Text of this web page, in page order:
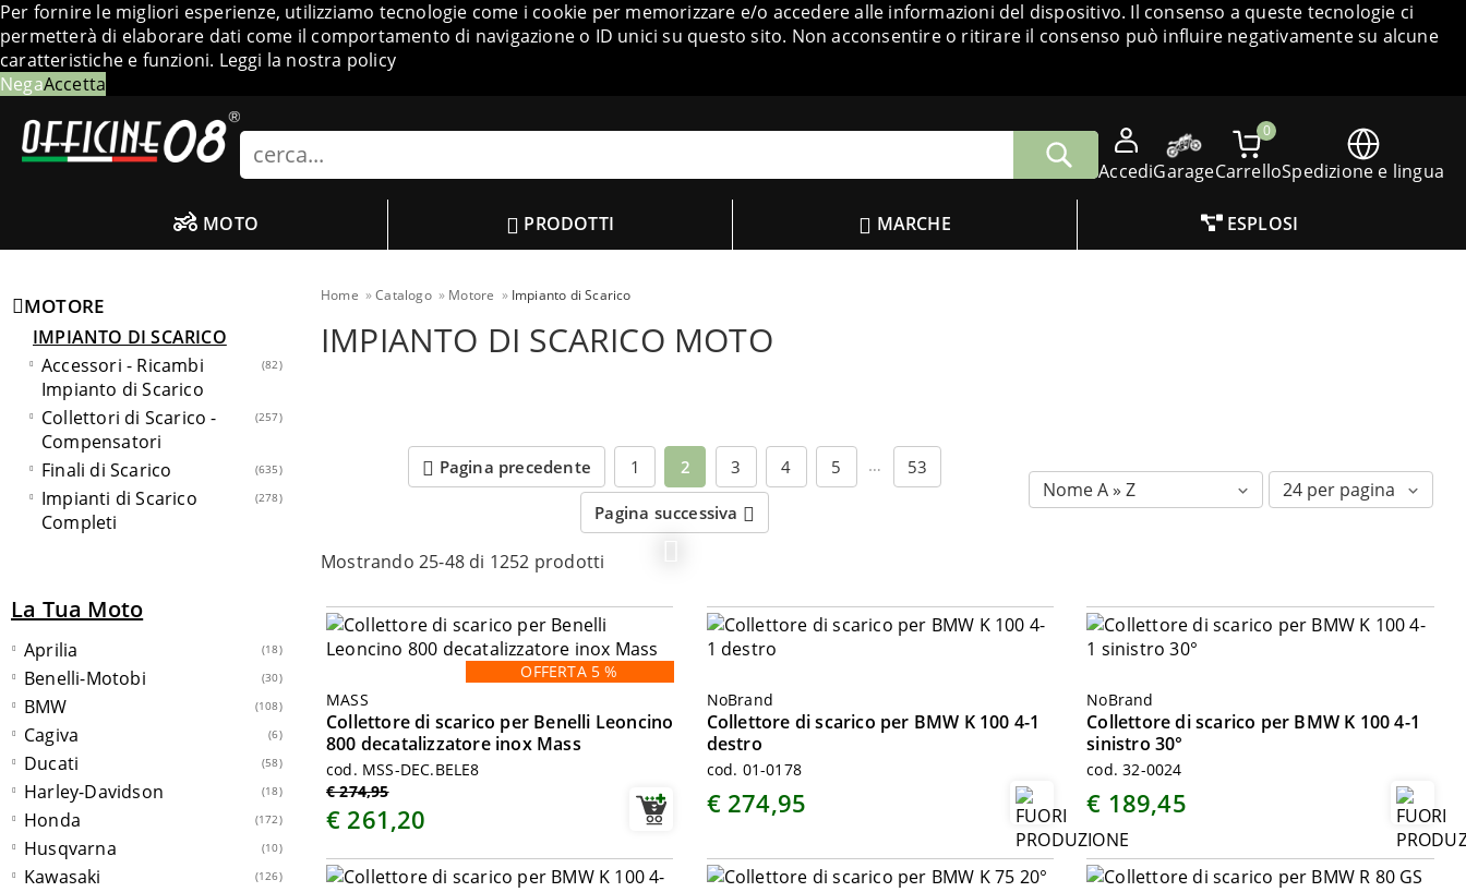
Per fornire le migliori esperienze, utilizziamo tecnologie come i cookie per memorizzare e/o accedere alle informazioni del dispositivo. Il consenso a queste tecnologie ci
permetterà di elaborare dati come il comportamento di navigazione o ID unici su questo sito. Non acconsentire o ritirare il consenso può influire negativamente su alcune
caratteristiche e funzioni. Leggi la nostra policy
NegaAccetta
Search
AccediGarage
0
CarrelloSpedizione e lingua
MOTO PRODOTTI MARCHE ESPLOSI
MOTORE
IMPIANTO DI SCARICO
Accessori - Ricambi
Impianto di Scarico
82
Collettori di Scarico -
Compensatori
257
Finali di Scarico 635
Impianti di Scarico
Completi
278
La Tua Moto
Aprilia (18)
Benelli-Motobi (30)
BMW (108)
Cagiva (6)
Ducati (58)
Harley-Davidson (18)
Honda (172)
Husqvarna (10)
Kawasaki (126)
Home Catalogo Motore Impianto di Scarico
IMPIANTO DI SCARICO MOTO
Pagina precedente 1 2 3 4 5 … 53
Pagina successiva
Mostrando 25-48 di 1252 prodotti
OFFERTA 5 %
MASS
Collettore di scarico per Benelli Leoncino
800 decatalizzatore inox Mass
cod. MSS-DEC.BELE8
€ 274,95
€ 261,20
NoBrand
Collettore di scarico per BMW K 100 4-1
destro
cod. 01-0178
€ 274,95
NoBrand
Collettore di scarico per BMW K 100 4-1
sinistro 30°
cod. 32-0024
€ 189,45